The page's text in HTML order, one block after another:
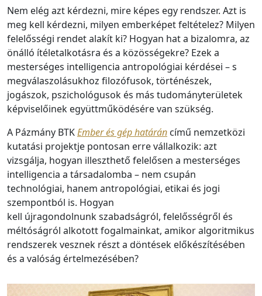
Nem elég azt kérdezni, mire képes egy rendszer. Azt is
meg kell kérdezni, milyen emberképet feltételez? Milyen
felelősségi rendet alakít ki? Hogyan hat a bizalomra, az
önálló ítéletalkotásra és a közösségekre? Ezek a
mesterséges intelligencia antropológiai kérdései – s
megválaszolásukhoz filozófusok, történészek,
jogászok, pszichológusok és más tudományterületek
képviselőinek együttműködésére van szükség.
A Pázmány BTKEmber és gép határán című nemzetközi
kutatási projektje pontosan erre vállalkozik: azt
vizsgálja, hogyan illeszthető felelősen a mesterséges
intelligencia a társadalomba – nem csupán
technológiai, hanem antropológiai, etikai és jogi
szempontból is. Hogyan
kell újragondolnunk szabadságról, felelősségről és
méltóságról alkotott fogalmainkat, amikor algoritmikus
rendszerek vesznek részt a döntések előkészítésében
és a valóság értelmezésében?